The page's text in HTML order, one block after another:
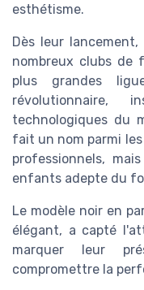
esthétisme.
Dès leur
nombreux clubs de
plus grandes
révolutionnaire,
technologiques du
fait un nom parmi
professionnels,
enfants adepte du
Le modèle noir en
élégant, a capté
marquer leur
compromettre la